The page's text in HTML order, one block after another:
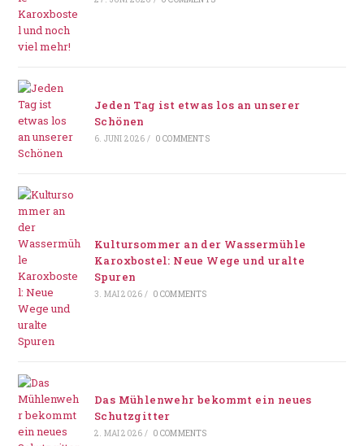
Jeden Tag ist etwas los an unserer
Schönen
6. JUNI 2026 / 0 COMMENTS
Kultursommer an der Wassermühle
Karoxbostel: Neue Wege und uralte
Spuren
3. MAI 2026 / 0 COMMENTS
Das Mühlenwehr bekommt ein neues
Schutzgitter
2. MAI 2026 / 0 COMMENTS